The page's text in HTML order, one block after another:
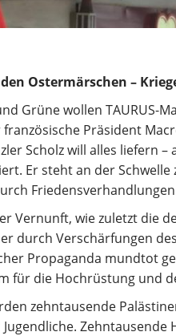
Ostermärschen –
Grüne wollen
Präsident
Scholz will alles liefern
Er steht an der
Vernunft, wie zuletzt die
durch Verschärfungen
Propaganda mundtot
für die Hochrüstung und
zehntausende